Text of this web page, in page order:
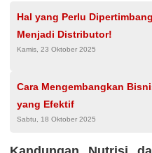
Hal yang Perlu
Menjadi Distributor!
Kamis, 23 Oktober 2025
Cara Mengembangkan
yang Efektif
Sabtu, 18 Oktober 2025